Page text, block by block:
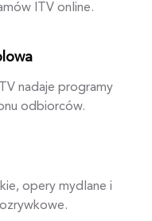
ITV online.
nadaje programy
odbiorców.
opery mydlane i